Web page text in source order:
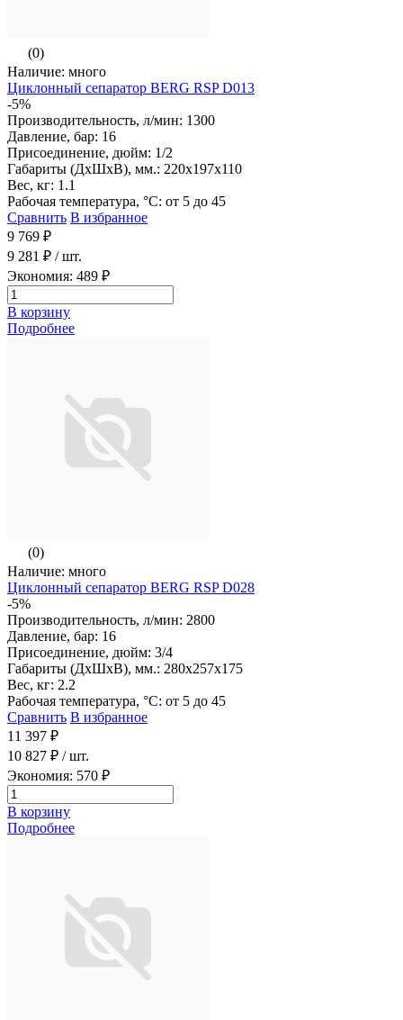
(0)
Наличие: много
Циклонный сепаратор BERG RSP D013
-5%
Производительность, л/мин: 1300
Давление, бар: 16
Присоединение, дюйм: 1/2
Габариты (ДхШхВ), мм.: 220х197х110
Вес, кг: 1.1
Рабочая температура, °С: от 5 до 45
Сравнить В избранное
9 769 ₽
9 281 ₽ / шт.
Экономия: 489 ₽
В корзину
Подробнее
(0)
Наличие: много
Циклонный сепаратор BERG RSP D028
-5%
Производительность, л/мин: 2800
Давление, бар: 16
Присоединение, дюйм: 3/4
Габариты (ДхШхВ), мм.: 280х257х175
Вес, кг: 2.2
Рабочая температура, °С: от 5 до 45
Сравнить В избранное
11 397 ₽
10 827 ₽ / шт.
Экономия: 570 ₽
В корзину
Подробнее